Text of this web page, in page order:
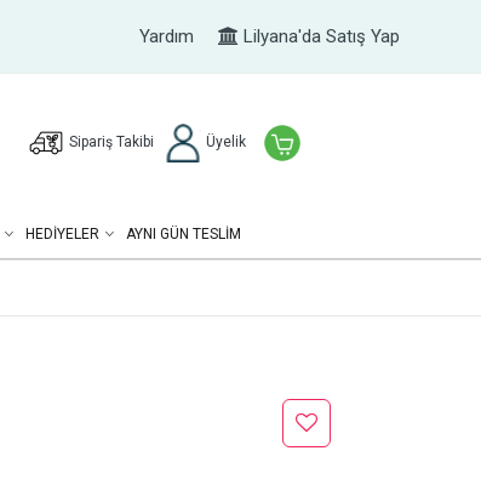
Yardım Lilyana'da Satış Yap
Sipariş Takibi Üyelik
HEDIYELER AYNI GÜN TESLİM